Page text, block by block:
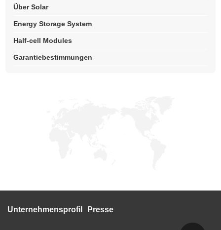
Über Solar
Energy Storage System
Half-cell Modules
Garantiebestimmungen
Unternehmensprofil Presse